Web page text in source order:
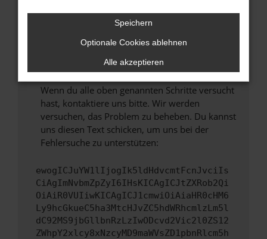
Veraltete Software birgt nicht nur ein
führen, dass bestimmte Funktionen nicht mehr
unterstützt werden.
Wenn du alle oben genannten Schritte versucht
hast, kontaktiere uns bitte. Wir werden
versuchen, das Problem zu beheben. Du kannst
uns diesen Text schicken, um uns bei der
Fehlersuche zu unterstützen:
ewogICJuYW1lIjogIk5ldHdvcmtFcnJvciIs
CiAgImNvbmZpZyI6IHsKICAgICJtZXRob2Qi
OiAiR0VUIiwKICAgICJ1cmwiOiAiaHR0cHM6
Ly9hcGkueC5ha3MtcHJvZC5hdWRhcmlzLm5l
dC92MS9jbGllbnRzLzIwODcvd2Vic2l0ZS12
ZWhpY2xlcy8xNzcyMD9maWVsZD1pbnRlcm5h
Speichern
Optionale Cookies ablehnen
Alle akzeptieren